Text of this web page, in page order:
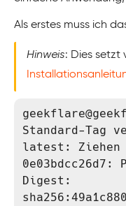
Als erstes muss ich
Hinweis: Dies setzt
Standard-Tag
latest:
0e03bdcc26d7:
Digest: